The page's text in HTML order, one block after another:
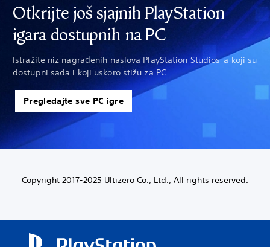
Otkrijte još sjajnih PlayStation
igara dostupnih na PC
Istražite niz nagrađenih naslova PlayStation Studios-a koji su
dostupni sada i koji uskoro stižu za PC.
Pregledajte sve PC igre
Copyright 2017-2025 Ultizero Co., Ltd., All rights reserved.